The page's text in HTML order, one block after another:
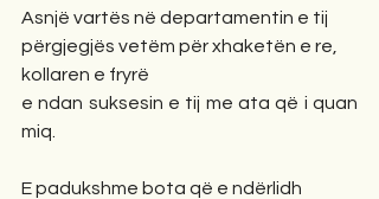
Asnjë vartës në departamentin e tij
përgjegjës vetëm për xhaketën e re,
kollaren e fryrë
e ndan suksesin e tij me ata që i quan
miq.
E padukshme bota që e ndërlidh